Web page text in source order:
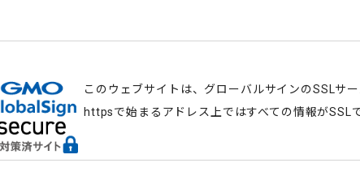
このウェブサイトは、グローバルサインのSSLサ
httpsで始まるアドレス上ではすべての情報がSSL